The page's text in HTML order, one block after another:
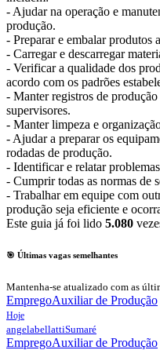
- Ajudar na operação e
produção.
- Preparar e embalar produtos
- Carregar e descarregar
- Verificar a qualidade dos
acordo com os padrões
- Manter registros de
supervisores.
- Manter limpeza e
- Ajudar a preparar os
rodadas de produção.
- Identificar e relatar
- Cumprir todas as normas de
- Trabalhar em equipe com
produção seja eficiente e
Este guia já foi lido 5.080
🎯 Últimas vagas semelhantes
Mantenha-se atualizado com as
EmpregoAuxiliar de Produção
Hoje
angelabellattiSumaré
EmpregoAuxiliar de Produção